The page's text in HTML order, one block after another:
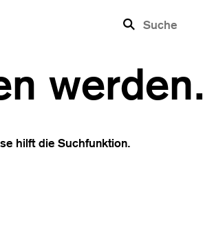
b
werden.
hilft die Suchfunktion.